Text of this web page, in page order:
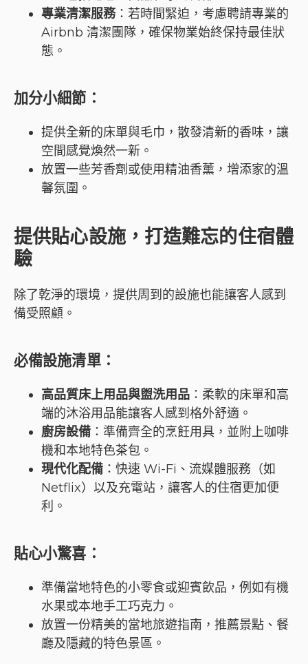
專業清潔服務：若時間緊迫，考慮聘請專業的
Airbnb 清潔團隊，確保物業始終保持最佳狀
態。
加分小細節 ：
提供全新的床單與毛巾，散發清新的香味，讓
空間感覺煥然一新。
放置一些芳香劑或使用精油香薰，增添家的溫
馨氛圍。
提供貼心設施，打造難忘的住宿體
驗
除了乾淨的環境，提供周到的設施也能讓客人感到
備受照顧。
必備設施清單：
高品質床上用品與盥洗用品 ：柔軟的床單和高
端的沐浴用品能讓客人感到格外舒適。
廚房設備 ：準備齊全的烹飪用具，並附上咖啡
機和本地特色茶包。
現代化配備 ：快速 Wi-Fi、流媒體服務（如
Netflix）以及充電站，讓客人的住宿更加便
利。
貼心小驚喜 ：
準備當地特色的小零食或迎賓飲品，例如有機
水果或本地手工巧克力。
放置一份精美的當地旅遊指南，推薦景點、餐
廳及隱藏的特色景區。